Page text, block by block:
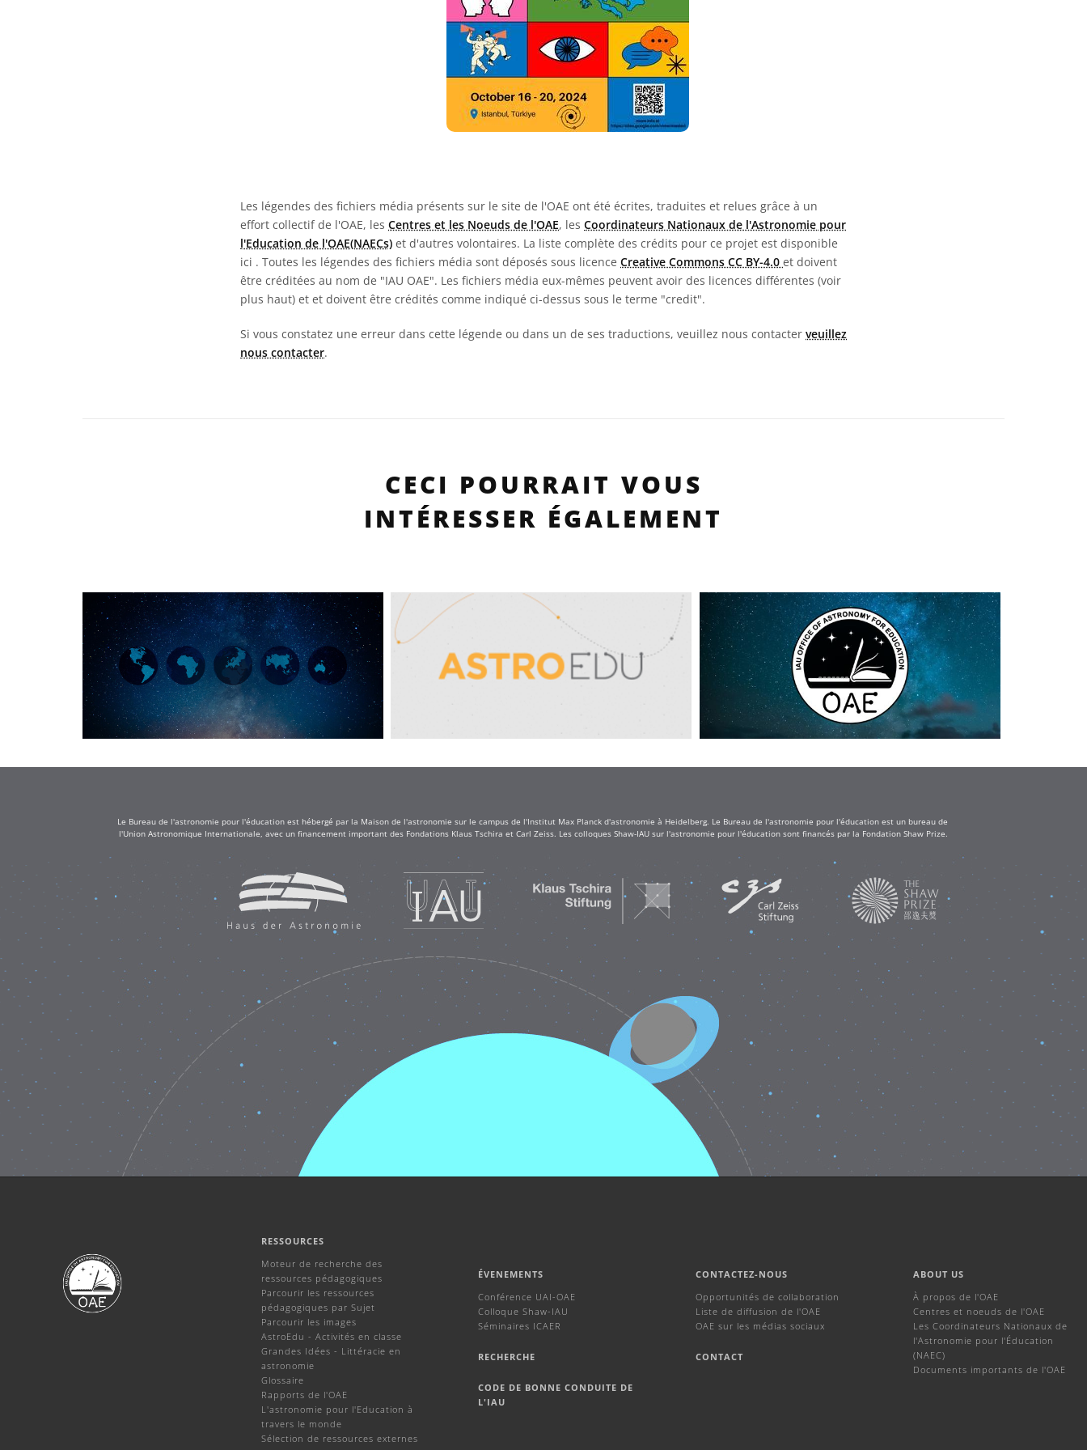
Les légendes des fichiers média présents sur le site de l'OAE ont été écrites, traduites et relues grâce à un
effort collectif de l'OAE, les Centres et les Noeuds de l'OAE, les Coordinateurs Nationaux de l'Astronomie pour
l'Education de l'OAE(NAECs) et d'autres volontaires. La liste complète des crédits pour ce projet est disponible
ici . Toutes les légendes des fichiers média sont déposés sous licence Creative Commons CC BY-4.0 et doivent
être créditées au nom de "IAU OAE". Les fichiers média eux-mêmes peuvent avoir des licences différentes (voir
plus haut) et et doivent être crédités comme indiqué ci-dessus sous le terme "credit".
Si vous constatez une erreur dans cette légende ou dans un de ses traductions, veuillez nous contacter veuillez
nous contacter.
CECI POURRAIT VOUS
INTÉRESSER ÉGALEMENT
Le Bureau de l'astronomie pour l'éducation est hébergé par la Maison de l'astronomie sur le campus de l'Institut Max Planck d'astronomie à Heidelberg. Le Bureau de l'astronomie pour l'éducation est un bureau de
l'Union Astronomique Internationale, avec un financement important des Fondations Klaus Tschira et Carl Zeiss. Les colloques Shaw-IAU sur l'astronomie pour l'éducation sont financés par la Fondation Shaw Prize.
RESSOURCES
Moteur de recherche des
ressources pédagogiques
Parcourir les ressources
pédagogiques par Sujet
Parcourir les images
AstroEdu - Activités en classe
Grandes Idées - Littéracie en
astronomie
Glossaire
Rapports de l'OAE
L'astronomie pour l'Education à
travers le monde
Sélection de ressources externes
ÉVENEMENTS
Conférence UAI-OAE
Colloque Shaw-IAU
Séminaires ICAER
RECHERCHE
CODE DE BONNE CONDUITE DE
L'IAU
CONTACTEZ-NOUS
Opportunités de collaboration
Liste de diffusion de l'OAE
OAE sur les médias sociaux
CONTACT
ABOUT US
À propos de l'OAE
Centres et noeuds de l'OAE
Les Coordinateurs Nationaux de
l'Astronomie pour l'Éducation
(NAEC)
Documents importants de l'OAE